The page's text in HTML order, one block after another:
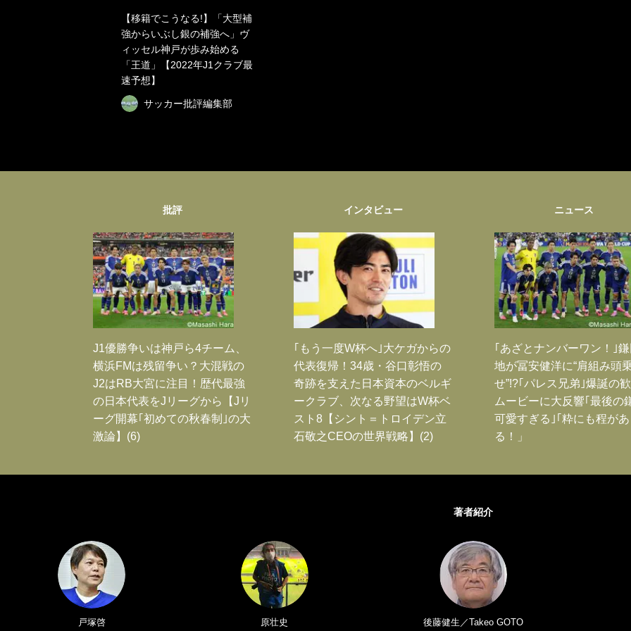
【移籍でこうなる!】「大型補
強からいぶし銀の補強へ」ヴ
ィッセル神戸が歩み始める
「王道」【2022年J1クラブ最
速予想】
サッカー批評編集部
批評
J1優勝争いは神戸ら4チーム、
横浜FMは残留争い？大混戦の
J2はRB大宮に注目！歴代最強
の日本代表をJリーグから【Jリ
ーグ開幕｢初めての秋春制｣の大
激論】(6)
インタビュー
｢もう一度W杯へ｣大ケガからの
代表復帰！34歳・谷口彰悟の
奇跡を支えた日本資本のベルギ
ークラブ、次なる野望はW杯ベ
スト8【シント＝トロイデン立
石敬之CEOの世界戦略】(2)
ニュース
｢あざとナンバーワン！｣
地が冨安健洋に“肩組み頭
せ”!?｢パレス兄弟｣爆誕の
ムービーに大反響｢最後の
可愛すぎる｣｢粋にも程があ
る！」
著者紹介
戸塚啓 原壮史 後藤健生／Takeo GOTO